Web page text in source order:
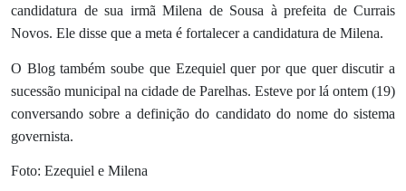
candidatura de sua irmã Milena de Sousa à prefeita de Currais
Novos. Ele disse que a meta é fortalecer a candidatura de Milena.
O Blog também soube que Ezequiel quer por que quer discutir a
sucessão municipal na cidade de Parelhas. Esteve por lá ontem (19)
conversando sobre a definição do candidato do nome do sistema
governista.
Foto: Ezequiel e Milena